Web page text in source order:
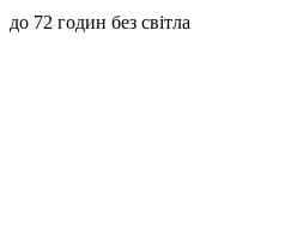
до 72 годин без світла